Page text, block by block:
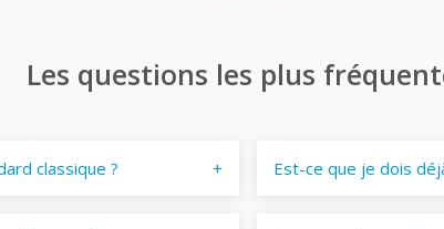
Les questions les plus
classique ? Est-ce que je dois